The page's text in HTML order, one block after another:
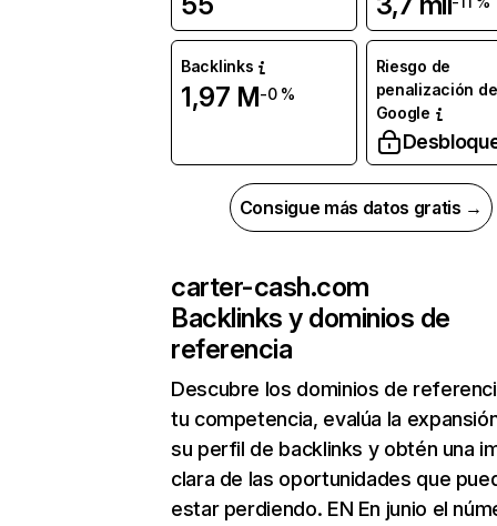
Backlinks
1,97 M-0 %
Riesgo de
penalización de
Google
Consigue más datos gratis →
carter-cash.com
Backlinks y dominios de
referencia
Descubre los dominios de
tu competencia, evalúa la
su perfil de backlinks y obtén una
clara de las oportunidades que
estar perdiendo. EN En junio el